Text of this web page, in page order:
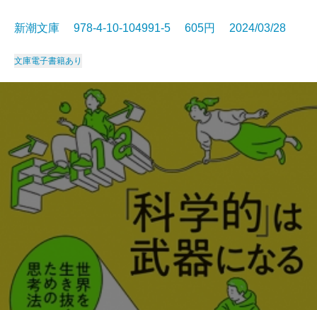
新潮文庫 978-4-10-104991-5 605円 2024/03/28
文庫電子書籍あり